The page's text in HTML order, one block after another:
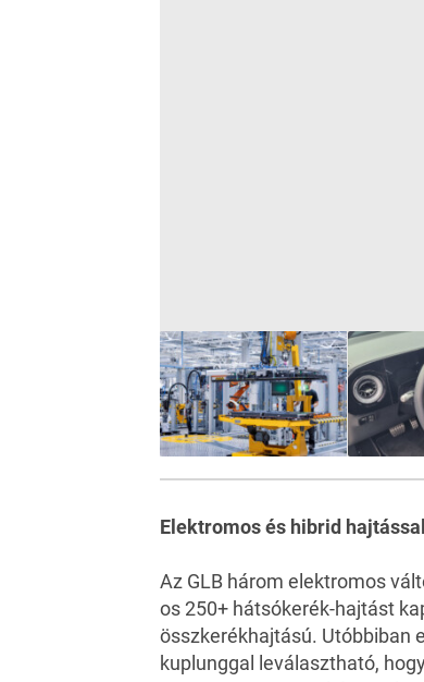
Elektromos és hibrid
Az GLB három elektromos
os 250+ hátsókerék-hajtást
összkerékhajtású. Utóbbiban
kuplunggal leválasztható,